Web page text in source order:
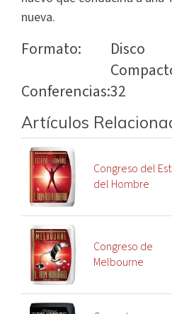
nueva.
Formato:
Disco
Conferencias:32
Artículos
Congreso del
del Hombre
Congreso de
Melbourne